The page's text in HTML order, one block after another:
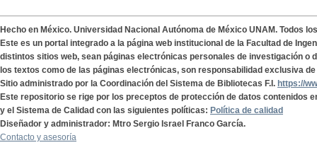
Hecho en México. Universidad Nacional Autónoma de México UNAM. Todos
Este es un portal integrado a la página web institucional de la Facultad de
distintos sitios web, sean páginas electrónicas personales de investigación o
los textos como de las páginas electrónicas, son responsabilidad exclusiva
Sitio administrado por la Coordinación del Sistema de Bibliotecas F.I. https://
Este repositorio se rige por los preceptos de protección de datos contenidos
y el Sistema de Calidad con las siguientes políticas: Política de calidad
Diseñador y administrador: Mtro Sergio Israel Franco García.
Contacto y asesoría